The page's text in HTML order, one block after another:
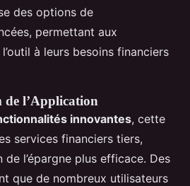
des options de
permettant aux
à leurs besoins financiers
l’Application
innovantes, cette
services financiers tiers,
de l’épargne plus efficace. Des
que de nombreux utilisateurs